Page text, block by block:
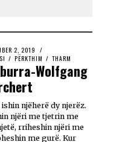
2, 2019
/ PËRKTHIM / THARM
Wolfgang
njëherë dy njerëz.
njëri me tjetrin me
rriheshin njëri me
me gurë. Kur